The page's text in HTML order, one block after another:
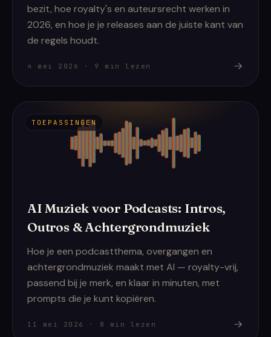
bezit, hoe royalty's en auteursrecht werken in
2026, en hoe je je releases aan de juiste kant van
de regels houdt.
4 mei 2026 · 9 min lezen
TOEPASSINGEN
AI Muziek voor Podcasts: Intros,
Outros & Achtergrondmuziek
Hoe je een podcastthema, overgangen en
achtergrondmuziek maakt met AI — royalty-vrij,
passend bij je merk, en klaar in minuten, met
prompts die je kunt kopiëren.
11 mei 2026 · 8 min lezen